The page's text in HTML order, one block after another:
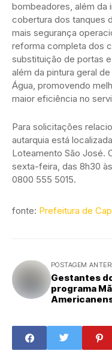
bombeadores, além da
cobertura dos tanques
mais segurança
reforma completa dos
substituição de portas
além da pintura geral
Água, promovendo
maior eficiência no
Para solicitações
autarquia está
Loteamento São José.
sexta-feira, das 8h30
0800 555 5015.
fonte: Prefeitura de
POSTAGEM
Gestantes
programa
Hospital
Municipal